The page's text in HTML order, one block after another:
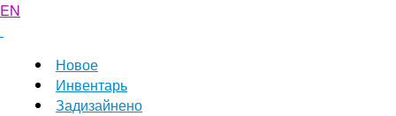
EN
Новое
Инвентарь
Задизайнено